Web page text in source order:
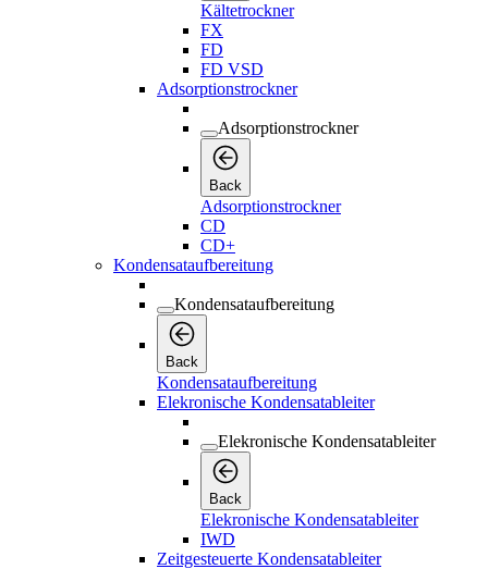
Kältetrockner
FX
FD
FD VSD
Adsorptionstrockner
Adsorptionstrockner
Back
Adsorptionstrockner
CD
CD+
Kondensataufbereitung
Kondensataufbereitung
Back
Kondensataufbereitung
Elekronische Kondensatableiter
Elekronische Kondensatableiter
Back
Elekronische Kondensatableiter
IWD
Zeitgesteuerte Kondensatableiter